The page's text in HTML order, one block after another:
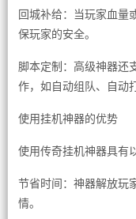
回城补给：当玩家血量
保玩家的安全。
脚本定制：高级神器还
作，如自动组队、自动
使用挂机神器的优势
使用传奇挂机神器具有
节省时间：神器解放玩
情。